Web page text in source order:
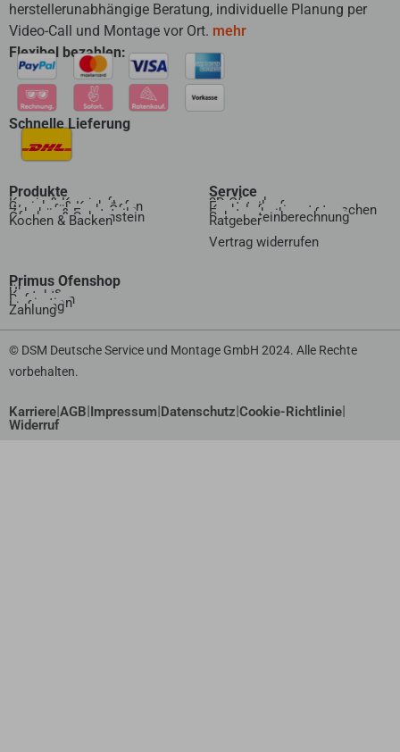
herstellerunabhängige Beratung, individuelle Planung per
Video-Call und Montage vor Ort. mehr
Flexibel bezahlen:
Schnelle Lieferung
Produkte
Kamin & Kaminofen
Speicher & Kachelofen
Wasserführende Öfen
Zubehör & Ersatzteile
Ofenbau & Schornstein
Kochen & Backen
Service
3D Ofenplanung
Ersatzteilanfrage
Kachelofeneinsatz tauschen
Ersatzscheibenanfrage
Schornsteinberechnung
Ratgeber
Vertrag widerrufen​
Primus Ofenshop
Über uns
Kontakt
Referenzen
Inspiration
Lieferung
Zahlung
© DSM Deutsche Service und Montage GmbH 2024. Alle Rechte
vorbehalten.
Karriere|AGB|Impressum|Datenschutz|Cookie-Richtlinie|
Widerruf